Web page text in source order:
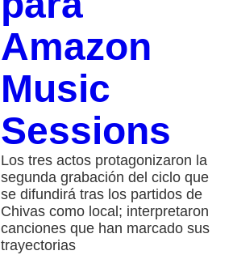
Amazon
Music
Sessions
Los tres actos protagonizaron la
segunda grabación del ciclo que
se difundirá tras los partidos de
Chivas como local; interpretaron
canciones que han marcado sus
trayectorias